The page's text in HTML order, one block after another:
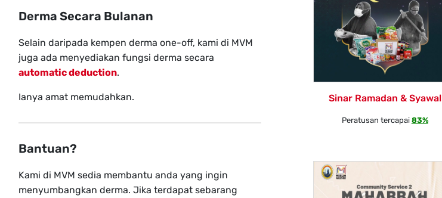
Derma Secara Bulanan
Selain daripada kempen derma one-off, kami di MVM
juga ada menyediakan fungsi derma secara
automatic deduction.
Ianya amat memudahkan.
Bantuan?
Kami di MVM sedia membantu anda yang ingin
menyumbangkan derma. Jika terdapat sebarang
Sinar Ramadan & Syawal
Peratusan tercapai 83%